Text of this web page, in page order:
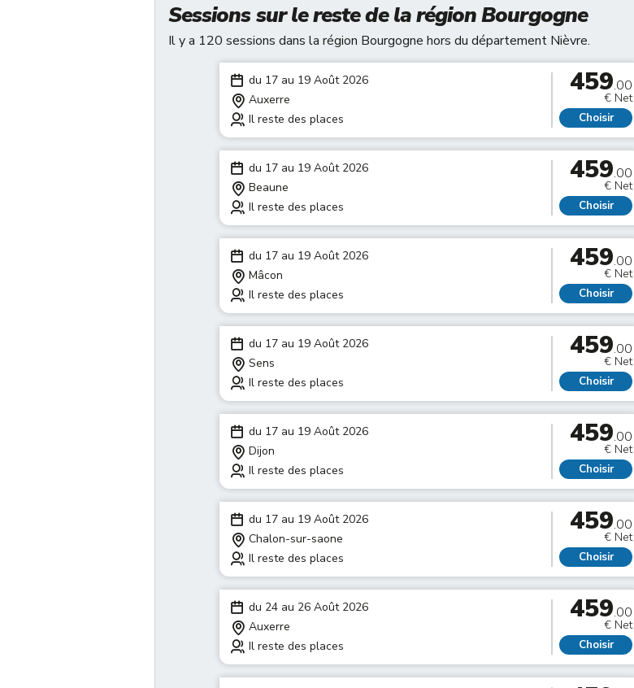
Sessions sur le reste de la région Bourgogne
Il y a 120 sessions dans la région Bourgogne hors du département Nièvre.
du 17 au 19 Août 2026
Auxerre
Il reste des places
459.00
€ Net
Choisir
du 17 au 19 Août 2026
Beaune
Il reste des places
459.00
€ Net
Choisir
du 17 au 19 Août 2026
Mâcon
Il reste des places
459.00
€ Net
Choisir
du 17 au 19 Août 2026
Sens
Il reste des places
459.00
€ Net
Choisir
du 17 au 19 Août 2026
Dijon
Il reste des places
459.00
€ Net
Choisir
du 17 au 19 Août 2026
Chalon-sur-saone
Il reste des places
459.00
€ Net
Choisir
du 24 au 26 Août 2026
Auxerre
Il reste des places
459.00
€ Net
Choisir